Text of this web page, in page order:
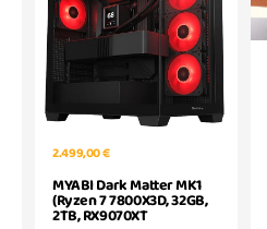
2.499,00 €
MYABI Dark Matter MK1
(Ryzen 7 7800X3D, 32GB,
2TB, RX9070XT